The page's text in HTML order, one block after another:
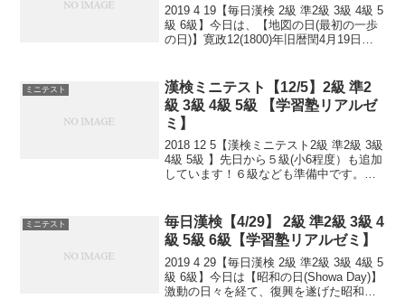
2019 4 19【毎日漢検 2級 準2級 3級 4級 5
級 6級】今日は、【地図の日(最初の一歩
の日)】寛政12(1800)年旧暦閏4月19日、
4月19日、それ...
ミニテスト
漢検ミニテスト【12/5】2級 準2
級 3級 4級 5級 【学習塾リアルゼ
ミ】
2018 12 5【漢検ミニテスト2級 準2級 3級
4級 5級 】先日から５級(小6程度）も追加
しています！６級なども準備中です。小
日々是精進、継続は力なり！毎日少し
ず...
ミニテスト
毎日漢検【4/29】 2級 準2級 3級 4
級 5級 6級【学習塾リアルゼミ】
2019 4 29【毎日漢検 2級 準2級 3級 4級 5
級 6級】今日は【昭和の日(Showa Day)】
激動の日々を経て、復興を遂げた昭和の